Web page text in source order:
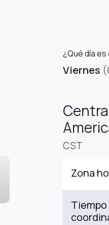
¿Qué día
Viernes
CST
Zona